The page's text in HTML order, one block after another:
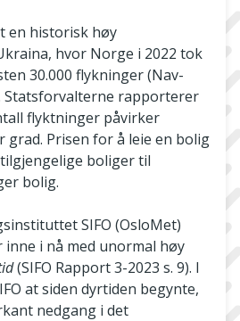
en historisk høy
hvor Norge i 2022 tok
30.000 flykninger (Nav-
Statsforvalterne rapporterer
flyktninger påvirker
grad. Prisen for å leie en bolig
boliger til
bolig.
SIFO (OsloMet)
i nå med unormal høy
(SIFO Rapport 3-2023 s. 9). I
at siden dyrtiden begynte,
nedgang i det